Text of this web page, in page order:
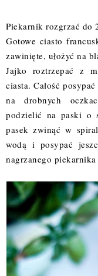
Piekarnik rozgrzać do
Gotowe ciasto
zawinięte, ułożyć na
Jajko roztrzepać z
ciasta. Całość
na drobnych
podzielić na paski o
pasek zwinąć w
wodą i posypać
nagrzanego